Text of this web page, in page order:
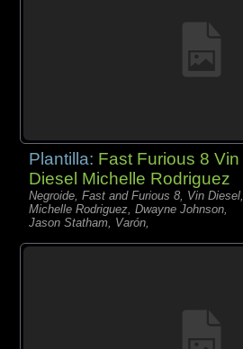
Plantilla: Fast Furious 8 Vin
Diesel Michelle Rodriguez
Negroide, Fast and Furious 8, Vin Diesel,
Michelle Rodriguez, Dwayne Johnson,
Jason Statham, Varón,